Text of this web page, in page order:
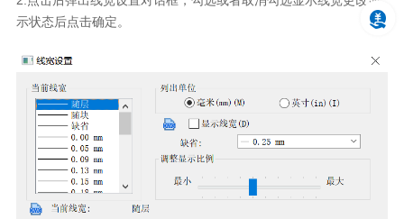
示状态后点击确定。